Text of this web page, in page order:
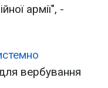
армії", -
вербування